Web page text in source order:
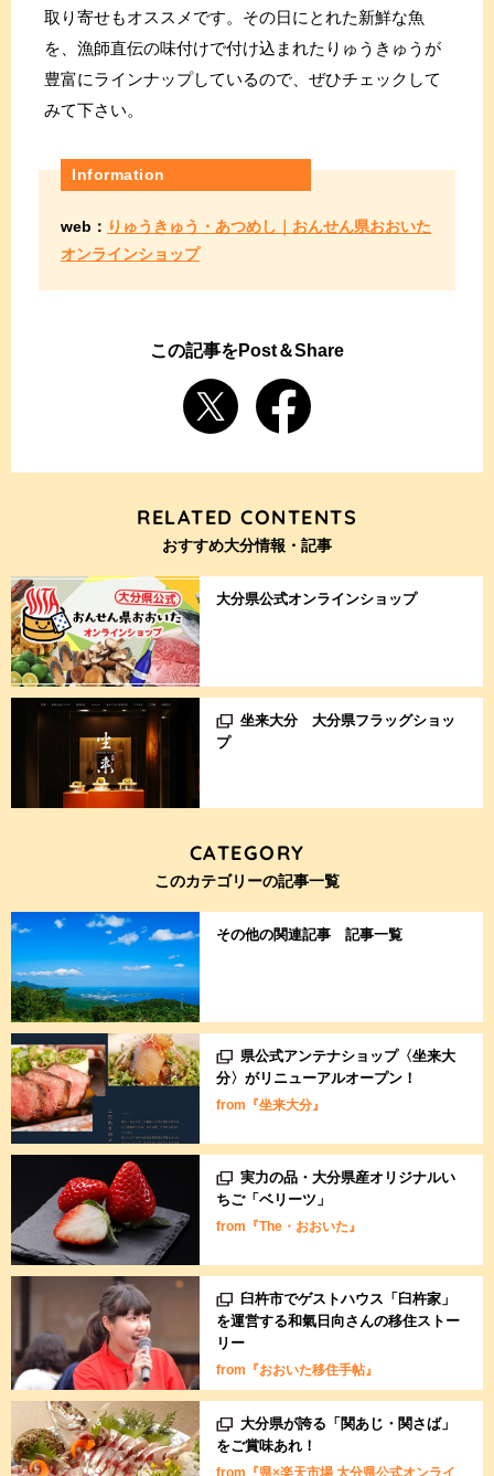
取り寄せもオススメです。その日にとれた新鮮な魚
を、漁師直伝の味付けで付け込まれたりゅうきゅうが
豊富にラインナップしているので、ぜひチェックして
みて下さい。
Information
web： りゅうきゅう・あつめし｜おんせん県おおいた
オンラインショップ
この記事をPost＆Share
RELATED CONTENTS
おすすめ大分情報・記事
大分県公式オンラインショップ
坐来大分 大分県フラッグショッ
プ
CATEGORY
このカテゴリーの記事一覧
その他の関連記事 記事一覧
県公式アンテナショップ〈坐来大
分〉がリニューアルオープン！
from『坐来大分』
実力の品・大分県産オリジナルい
ちご「ベリーツ」
from『The・おおいた』
臼杵市でゲストハウス「臼杵家」
を運営する和氣日向さんの移住ストー
リー
from『おおいた移住手帖』
大分県が誇る「関あじ・関さば」
をご賞味あれ！
from『県×楽天市場 大分県公式オンライ